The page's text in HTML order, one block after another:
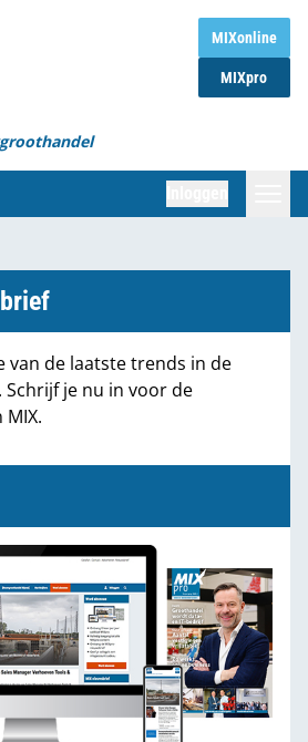
MIXonline
MIXpro
van de laatste trends in de
je nu in voor de